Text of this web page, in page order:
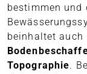
bestimmen
beinhaltet auch
Topographie.